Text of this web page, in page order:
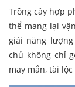
Trồng cây hợp
thể mang lại
giải năng
chủ không chỉ
may mắn, tài